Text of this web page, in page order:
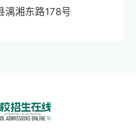
漓湘东路178号